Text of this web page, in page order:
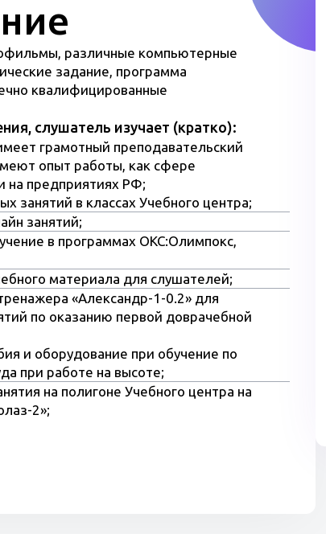
минимум;
экологии;
оборона;
помощи.
полученное в Центре
устроиться на всей
различные компьютерные
задание, программа
квалифицированные
слушатель изучает (кратко):
грамотный преподавательский
опыт работы, как сфере
на предприятиях РФ;
занятий в классах Учебного центра;
занятий;
в программах ОКС:Олимпокс,
материала для слушателей;
«Александр-1-0.2» для
по оказанию первой доврачебной
и оборудование при обучение по
при работе на высоте;
на полигоне Учебного центра на
2»;
тренажерах.